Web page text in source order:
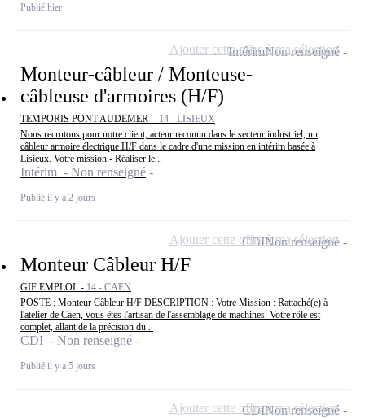
Publié hier
Monteur-câbleur / Monteuse-
câbleuse d'armoires (H/F)
TEMPORIS PONT AUDEMER - 14 - LISIEUX
Nous recrutons pour notre client, acteur reconnu dans le secteur industriel, un
câbleur armoire électrique H/F dans le cadre d'une mission en intérim basée à
Lisieux. Votre mission - Réaliser le...
Intérim - Non renseigné
Publié il y a 2 jours
IntérimNon renseigné
Ajouter cette offre à ma sélection
Monteur Câbleur H/F
GIF EMPLOI - 14 - CAEN
POSTE : Monteur Câbleur H/F DESCRIPTION : Votre Mission : Rattaché(e) à
l'atelier de Caen, vous êtes l'artisan de l'assemblage de machines. Votre rôle est
complet, allant de la précision du...
CDI - Non renseigné
Publié il y a 5 jours
CDINon renseigné
Ajouter cette offre à ma sélection
CDINon renseigné
Ajouter cette offre à ma sélection